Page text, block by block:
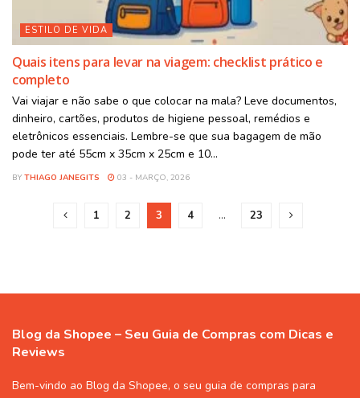
ESTILO DE VIDA
Quais itens para levar na viagem: checklist prático e
completo
Vai viajar e não sabe o que colocar na mala? Leve documentos,
dinheiro, cartões, produtos de higiene pessoal, remédios e
eletrônicos essenciais. Lembre-se que sua bagagem de mão
pode ter até 55cm x 35cm x 25cm e 10...
BY THIAGO JANEGITS 03 - MARÇO, 2026
1 2 3 4 … 23
Blog da Shopee – Seu Guia de Compras com Dicas e
Reviews
Bem-vindo ao Blog da Shopee, o seu guia de compras para